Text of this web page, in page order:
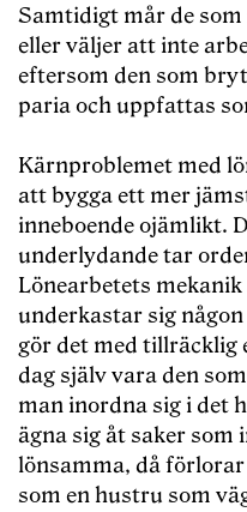
Samtidigt mår de
eller väljer att inte
eftersom den som
paria och uppfattas
Kärnproblemet med
att bygga ett mer
inneboende ojämlikt.
underlydande tar
Lönearbetets
underkastar sig
gör det med tillräcklig
dag själv vara den
man inordna sig i det
ägna sig åt saker
lönsamma, då
som en hustru som